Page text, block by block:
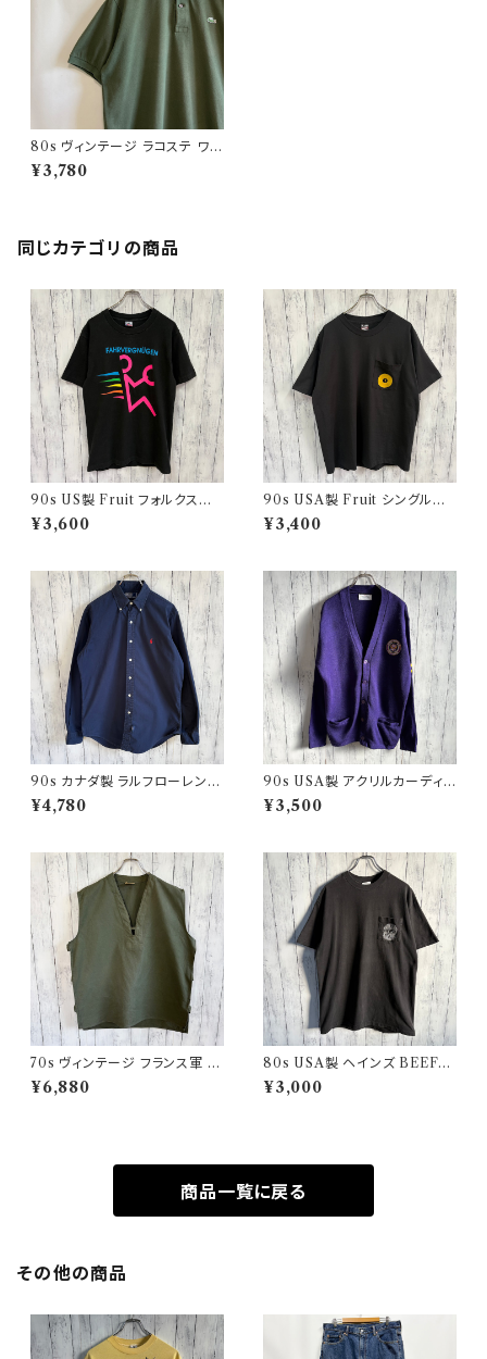
80s ヴィンテージ ラコステ ワン
ポイント ポロシャツ Lacoste
¥3,780
同じカテゴリの商品
90s US製 Fruit フォルクスワ
ーゲン シングルステッチTシャツ
ヴィンテージTシャツ アド 企業
¥3,600
90s USA製 Fruit シングルス
テッチTシャツ ポケットT scree
nstars ヴィンテージ
¥3,400
90s カナダ製 ラルフローレン
ボタンダウンシャツ Ralph Laur
en
¥4,780
90s USA製 アクリルカーディガ
ン レタード 紫 アメリカ製
¥3,500
70s ヴィンテージ フランス軍 G
AOベスト ミリタリーベスト ユ
ーロミリタリー
¥6,880
80s USA製 ヘインズ BEEFY
シングルステッチTシャツ ヴィン
テージTシャツ ポケT
¥3,000
商品一覧に戻る
その他の商品